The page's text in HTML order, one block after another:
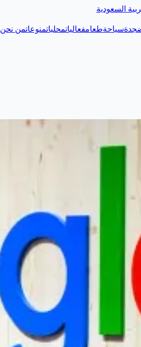
السعودية
جدةسياحةطعامفعالياتمحلياتمنوعاتمن نحن